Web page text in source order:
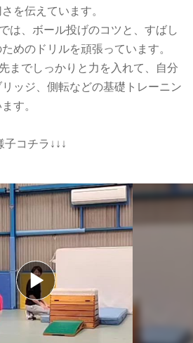
を伝えています。
は、ボール投げのコツと、すばし
めのドリルを頑張っています。
までしっかりと力を入れて、自分
ッジ、側転などの基礎トレーニン
す。
子コチラ↓↓↓